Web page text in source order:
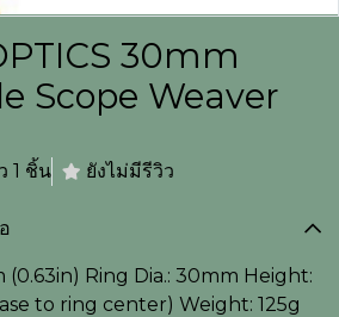
30mm
Scope Weaver
1 ชิ้น
ยังไม่มีรีวิว
(0.63in) Ring Dia.: 30mm Height:
to ring center) Weight: 125g